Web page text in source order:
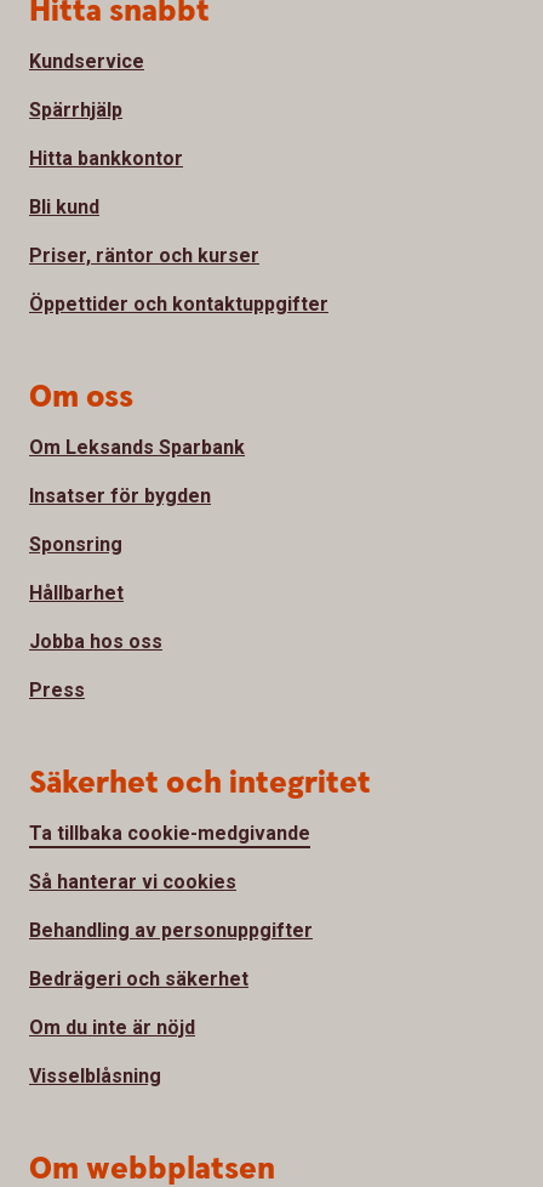
Hitta snabbt
Kundservice
Spärrhjälp
Hitta bankkontor
Bli kund
Priser, räntor och kurser
Öppettider och kontaktuppgifter
Om oss
Om Leksands Sparbank
Insatser för bygden
Sponsring
Hållbarhet
Jobba hos oss
Press
Säkerhet och integritet
Ta tillbaka cookie-medgivande
Så hanterar vi cookies
Behandling av personuppgifter
Bedrägeri och säkerhet
Om du inte är nöjd
Visselblåsning
Om webbplatsen